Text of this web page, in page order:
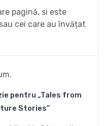
pagină, si este
cei care au învățat
pentru „Tales from
Stories”